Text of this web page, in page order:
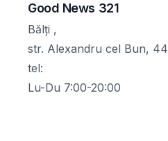
Good News 321
Bălți ,
str. Alexandru cel Bun, 44
tel:
Lu-Du 7:00-20:00